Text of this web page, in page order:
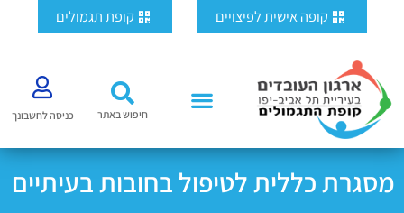
לתוכן
קופה אישית לפיצויים קופת תגמולים
חיפוש באתר כניסה לחשבונך
מסגרת כללית לטיפול בחובות בעיתיים